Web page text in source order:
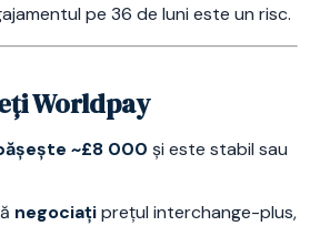
pe 36 de luni este un risc.
Worldpay
~£8 000 și este stabil sau
negociațiprețul interchange-plus,